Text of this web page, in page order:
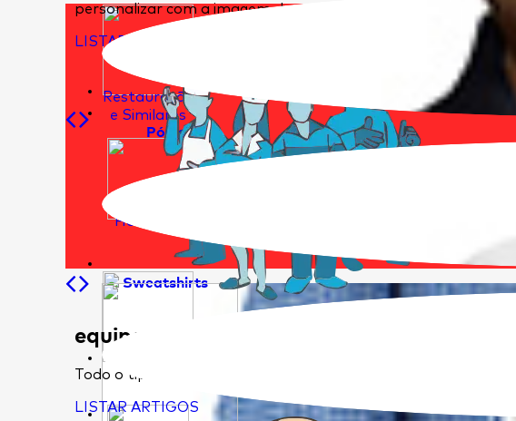
personalizar com a imagem da sua empresa.
LISTAR ARTIGOS
equipamento de proteção
Todo o tipo de epi's que permitem que trabalhe em segurança.
LISTAR ARTIGOS
Pólos
Sweatshirts
Restauração
e Similares
Hotelaria